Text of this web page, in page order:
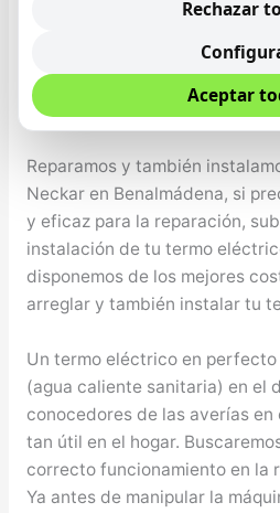
Reparación de Termos
Benalmádena
Reparamos y también
Neckar en Benalmádena, si
y eficaz para la reparación,
instalación de tu termo
disponemos de los mejores
arreglar y también instalar tu
Un termo eléctrico en perfecto
(agua caliente sanitaria) en el
conocedores de las averías
tan útil en el hogar.
correcto funcionamiento en la
Ya antes de manipular la
Rechazar
Aceptar